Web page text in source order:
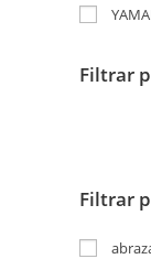
Filtrar
Filtrar